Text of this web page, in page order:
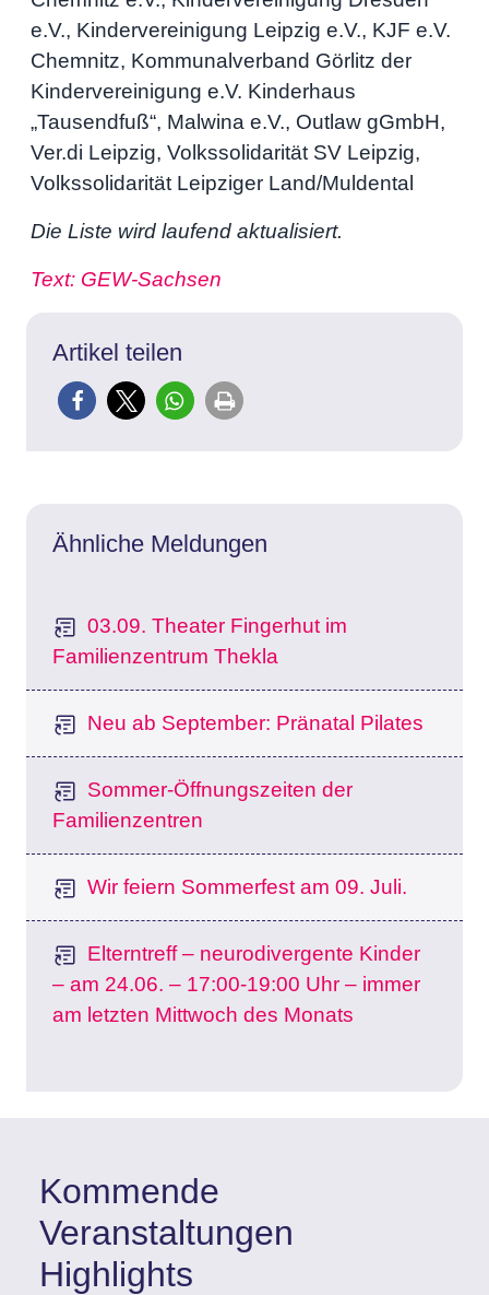
e.V., Kindervereinigung Leipzig e.V., KJF e.V.
Chemnitz, Kommunalverband Görlitz der
Kindervereinigung e.V. Kinderhaus
„Tausendfuß“, Malwina e.V., Outlaw gGmbH,
Ver.di Leipzig, Volkssolidarität SV Leipzig,
Volkssolidarität Leipziger Land/Muldental
Die Liste wird laufend aktualisiert.
Text: GEW-Sachsen
Artikel teilen
Ähnliche Meldungen
03.09. Theater Fingerhut im
Familienzentrum Thekla
Neu ab September: Pränatal Pilates
Sommer-Öffnungszeiten der
Familienzentren
Wir feiern Sommerfest am 09. Juli.
Elterntreff – neurodivergente Kinder
– am 24.06. – 17:00-19:00 Uhr – immer
am letzten Mittwoch des Monats
Kommende
Veranstaltungen
Highlights